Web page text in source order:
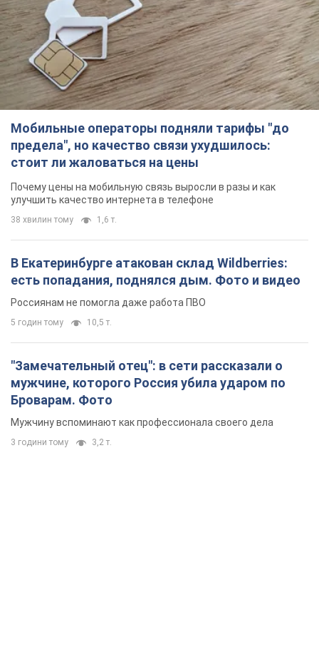
Мобильные операторы подняли тарифы "до
предела", но качество связи ухудшилось:
стоит ли жаловаться на цены
Почему цены на мобильную связь выросли в разы и как
улучшить качество интернета в телефоне
38 хвилин тому 1,6 т.
В Екатеринбурге атакован склад Wildberries:
есть попадания, поднялся дым. Фото и видео
Россиянам не помогла даже работа ПВО
5 годин тому 10,5 т.
"Замечательный отец": в сети рассказали о
мужчине, которого Россия убила ударом по
Броварам. Фото
Мужчину вспоминают как профессионала своего дела
3 години тому 3,2 т.